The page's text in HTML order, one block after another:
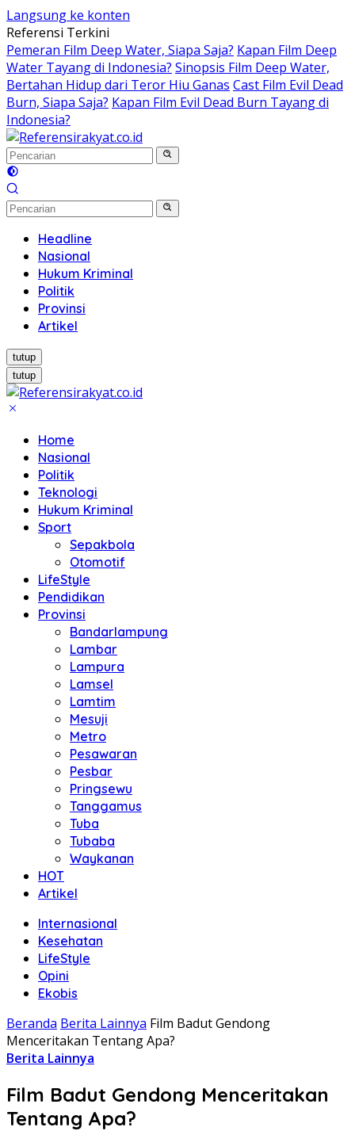
Langsung ke konten
Referensi Terkini
Pemeran Film Deep Water, Siapa Saja? Kapan Film Deep
Water Tayang di Indonesia? Sinopsis Film Deep Water,
Bertahan Hidup dari Teror Hiu Ganas Cast Film Evil Dead
Burn, Siapa Saja? Kapan Film Evil Dead Burn Tayang di
Indonesia?
Headline
Nasional
Hukum Kriminal
Politik
Provinsi
Artikel
tutup
tutup
Home
Nasional
Politik
Teknologi
Hukum Kriminal
Sport
Sepakbola
Otomotif
LifeStyle
Pendidikan
Provinsi
Bandarlampung
Lambar
Lampura
Lamsel
Lamtim
Mesuji
Metro
Pesawaran
Pesbar
Pringsewu
Tanggamus
Tuba
Tubaba
Waykanan
HOT
Artikel
Internasional
Kesehatan
LifeStyle
Opini
Ekobis
Beranda Berita Lainnya Film Badut Gendong
Menceritakan Tentang Apa?
Berita Lainnya
Film Badut Gendong Menceritakan
Tentang Apa?